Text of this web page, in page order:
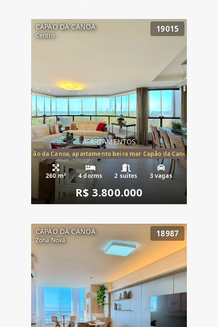
CAPAO DA CANOA
Centro
19015
APARTAMENTOS
mar Capão da Canoa, apartamento beira mar Capão da Canoa,
260 m² 4 dorms 2 suítes 3 vagas
R$ 3.800.000
CAPAO DA CANOA
Zona Nova
18987